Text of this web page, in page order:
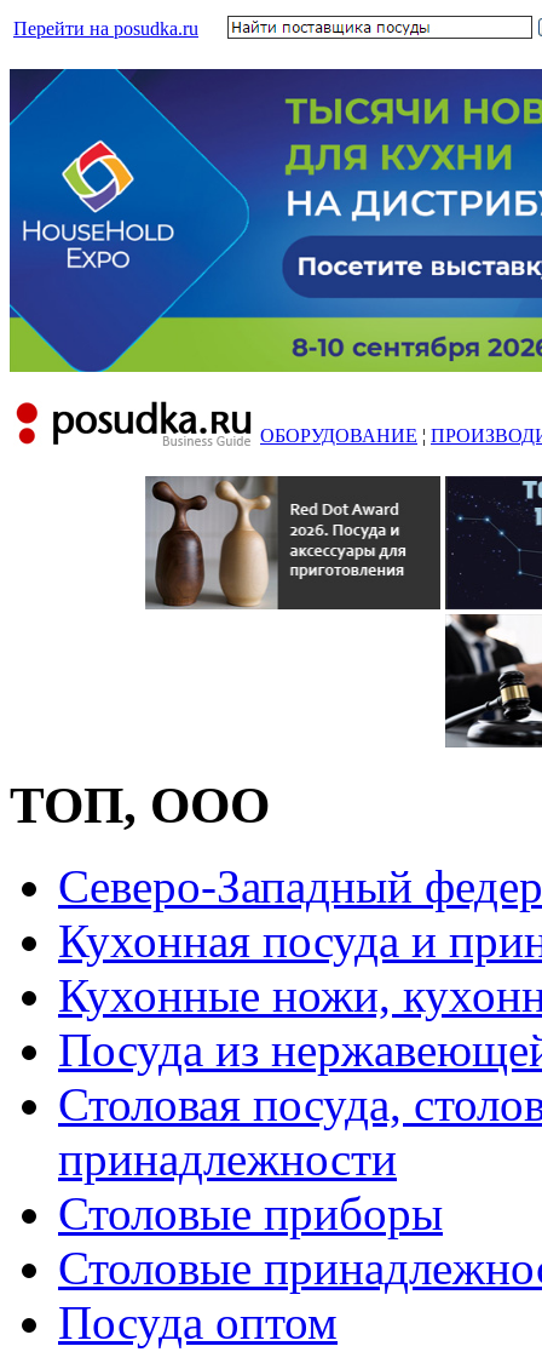
Перейти на posudka.ru
ОБОРУДОВАНИЕ ¦
ТОП, ООО
Северо-Западный
Кухонная посуда и
Кухонные ножи,
Посуда из
Столовая посуда,
принадлежности
Столовые приборы
Столовые
Посуда оптом